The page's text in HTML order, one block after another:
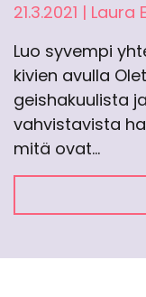
21.3.2021 | Laura
Luo syvempi
kivien avulla
geishakuulista
vahvistavista
mitä ovat…